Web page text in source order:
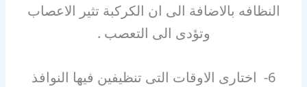
النظافه بالاضافة الى ان الكركبة تثير الاعصاب
وتؤدى الى التعصب .
6- اختارى الاوقات التى تنظيفين فيها النوافذ